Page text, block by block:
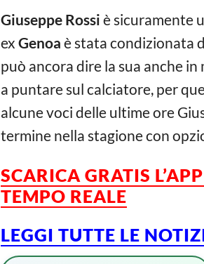
Giuseppe Rossi è sicuramente
ex Genoa è stata condizionata
può ancora dire la sua anche
a puntare sul calciatore, per
alcune voci delle ultime ore
termine nella stagione con
SCARICA GRATIS L’
TEMPO REALE
LEGGI TUTTE LE